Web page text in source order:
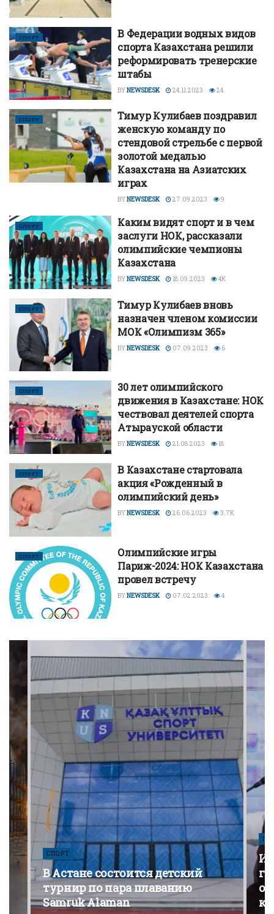
СПОРТ
В Федерации водных видов
спорта Казахстана решили
реформировать тренерские
штабы
BYNEWSDESK 24.11.2023 24
СПОРТ
Тимур Кулибаев поздравил
женскую команду по
стендовой стрельбе с первой
золотой медалью
Казахстана на Азиатских
играх
BYNEWSDESK 27.09.2023 9
СПОРТ
Каким видят спорт и в чем
заслуги НОК, рассказали
олимпийские чемпионы
Казахстана
BYNEWSDESK 18.09.2023 4K
СПОРТ
Тимур Кулибаев вновь
назначен членом комиссии
МОК «Олимпизм 365»
BYNEWSDESK 07.09.2023 6
СПОРТ
30 лет олимпийского
движения в Казахстане: НОК
чествовал деятелей спорта
Атырауской области
BYNEWSDESK 21.08.2023 18
СПОРТ
В Казахстане стартовала
акция «Рожденный в
олимпийский день»
BYNEWSDESK 26.06.2023 3.7K
СПОРТ
Олимпийские игры
Париж-2024: НОК Казахстана
провел встречу
BYNEWSDESK 07.02.2023 4
СПОРТ
В Астане состоится детский
турнир по пара плаванию
Samruk Alaman